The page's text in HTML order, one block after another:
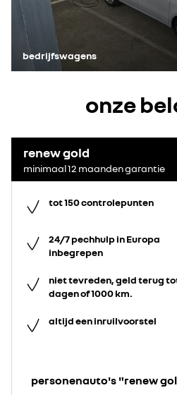
bedrijfswagens
onze
renew gold
minimaal 12 maanden garantie
tot 150 controlepunten
24/7 pechhulp in Europa
inbegrepen
niet tevreden, geld terug
dagen of 1000 km.
altijd een inruilvoorstel
personenauto's "renew